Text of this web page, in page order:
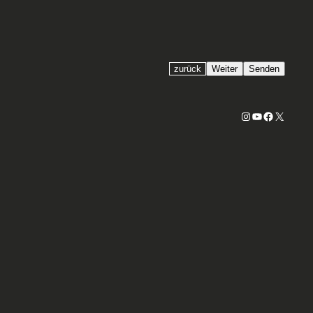
zurück Weiter Senden
Instagram
YouTube
X